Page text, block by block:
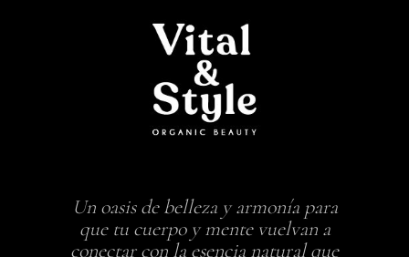
Un oasis de belleza y armonía para
que tu cuerpo y mente vuelvan a
conectar con la esencia natural que